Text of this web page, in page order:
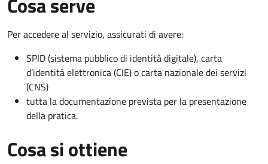
Per accedere al servizio, assicurati di avere:
SPID (sistema pubblico di identità digitale), carta
d’identità elettronica (CIE) o carta nazionale dei servizi
(CNS)
tutta la documentazione prevista per la presentazione
della pratica.
Cosa si ottiene